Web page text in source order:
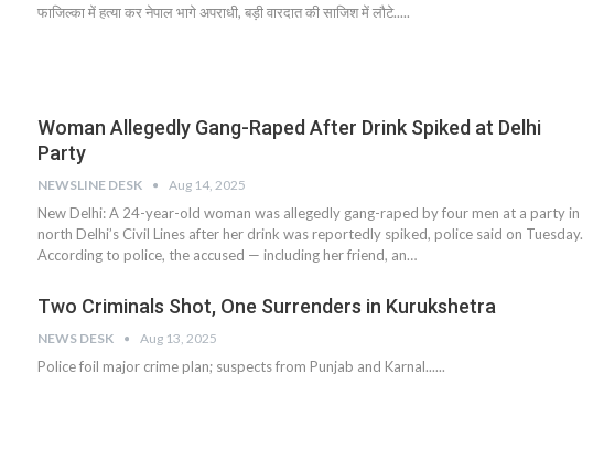
फाजिल्का में हत्या कर नेपाल भागे अपराधी, बड़ी वारदात की साजिश में लौटे.....
Woman Allegedly Gang-Raped After Drink Spiked at Delhi
Party
NEWSLINE DESK Aug 14, 2025
New Delhi: A 24-year-old woman was allegedly gang-raped by four men at a party in
north Delhi’s Civil Lines after her drink was reportedly spiked, police said on Tuesday.
According to police, the accused — including her friend, an…
Two Criminals Shot, One Surrenders in Kurukshetra
NEWS DESK Aug 13, 2025
Police foil major crime plan; suspects from Punjab and Karnal......